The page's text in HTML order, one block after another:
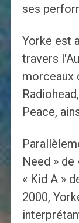
ses
Yorke est
travers
morceaux
Peace,
Need » de
« Kid A »
2000,